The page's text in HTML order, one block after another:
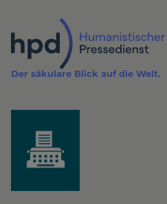
Inhalt
Der säkulare Blick auf die Welt.